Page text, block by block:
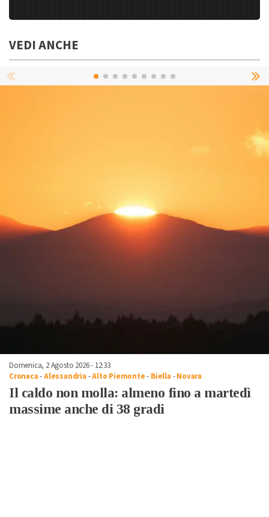
VEDI ANCHE
Domenica, 2 Agosto 2026 - 12:33
Cronaca-Alessandria -Alto Piemonte- Biella -Novara
Il caldo non molla: almeno fino a martedì
massime anche di 38 gradi